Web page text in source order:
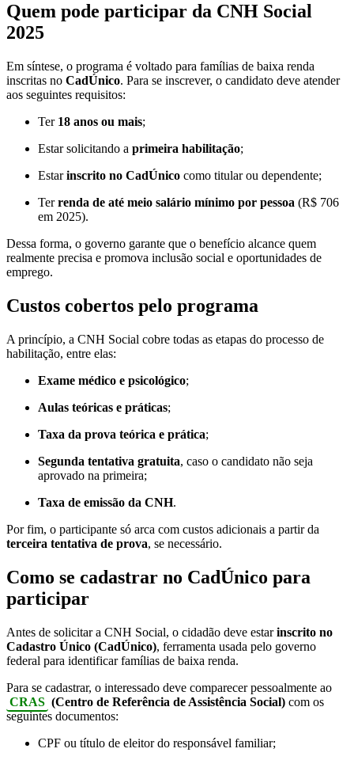
Quem pode participar da CNH Social
2025
Em síntese, o programa é voltado para famílias de baixa renda
inscritas no CadÚnico. Para se inscrever, o candidato deve atender
aos seguintes requisitos:
Ter 18 anos ou mais;
Estar solicitando a primeira habilitação;
Estarinscrito no CadÚnico como titular ou dependente;
Terrenda de até meio salário mínimo por pessoa (R$ 706
em 2025).
Dessa forma, o governo garante que o benefício alcance quem
realmente precisa e promova inclusão social e oportunidades de
emprego.
Custos cobertos pelo programa
A princípio, a CNH Social cobre todas as etapas do processo de
habilitação, entre elas:
Exame médico e psicológico;
Aulas teóricas e práticas;
Taxa da prova teórica e prática;
Segunda tentativa gratuita, caso o candidato não seja
aprovado na primeira;
Taxa de emissão da CNH.
Por fim, o participante só arca com custos adicionais a partir da
terceira tentativa de prova, se necessário.
Como se cadastrar no CadÚnico para
participar
Antes de solicitar a CNH Social, o cidadão deve estarinscrito no
Cadastro Único (CadÚnico), ferramenta usada pelo governo
federal para identificar famílias de baixa renda.
Para se cadastrar, o interessado deve comparecer pessoalmente ao
CRAS (Centro de Referência de Assistência Social) com os
seguintes documentos:
CPF ou título de eleitor do responsável familiar;